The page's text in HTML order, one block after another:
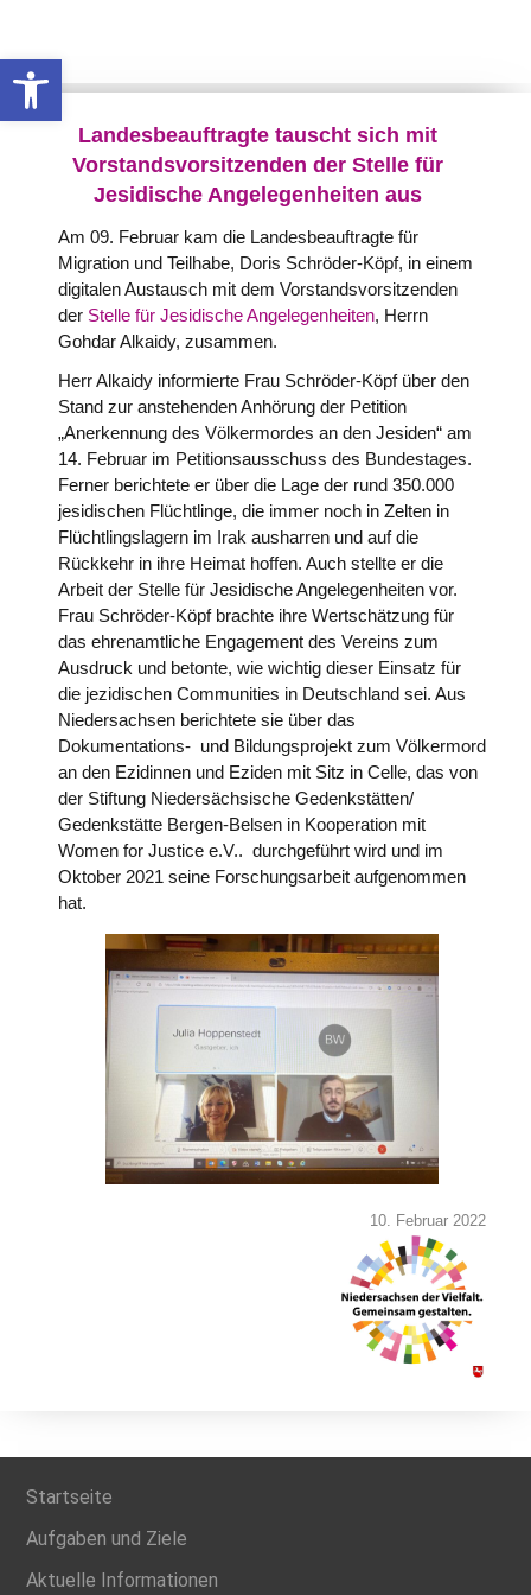
Werkzeugleiste öffnen
Landesbeauftragte tauscht sich mit
Vorstandsvorsitzenden der Stelle für
Jesidische Angelegenheiten aus
Am 09. Februar kam die Landesbeauftragte für
Migration und Teilhabe, Doris Schröder-Köpf, in einem
digitalen Austausch mit dem Vorstandsvorsitzenden
der Stelle für Jesidische Angelegenheiten, Herrn
Gohdar Alkaidy, zusammen.
Herr Alkaidy informierte Frau Schröder-Köpf über den
Stand zur anstehenden Anhörung der Petition
„Anerkennung des Völkermordes an den Jesiden“ am
14. Februar im Petitionsausschuss des Bundestages.
Ferner berichtete er über die Lage der rund 350.000
jesidischen Flüchtlinge, die immer noch in Zelten in
Flüchtlingslagern im Irak ausharren und auf die
Rückkehr in ihre Heimat hoffen. Auch stellte er die
Arbeit der Stelle für Jesidische Angelegenheiten vor.
Frau Schröder-Köpf brachte ihre Wertschätzung für
das ehrenamtliche Engagement des Vereins zum
Ausdruck und betonte, wie wichtig dieser Einsatz für
die jezidischen Communities in Deutschland sei. Aus
Niedersachsen berichtete sie über das
Dokumentations- und Bildungsprojekt zum Völkermord
an den Ezidinnen und Eziden mit Sitz in Celle, das von
der Stiftung Niedersächsische Gedenkstätten/
Gedenkstätte Bergen-Belsen in Kooperation mit
Women for Justice e.V.. durchgeführt wird und im
Oktober 2021 seine Forschungsarbeit aufgenommen
hat.
10. Februar 2022
Startseite
Aufgaben und Ziele
Aktuelle Informationen